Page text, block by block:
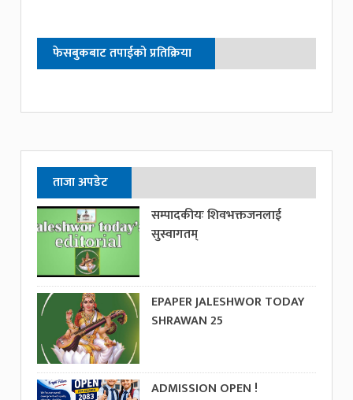
फेसबुकबाट तपाईको प्रतिक्रिया
ताजा अपडेट
सम्पादकीयः शिवभक्तजनलाई
सुस्वागतम्
EPAPER JALESHWOR TODAY
SHRAWAN 25
ADMISSION OPEN !